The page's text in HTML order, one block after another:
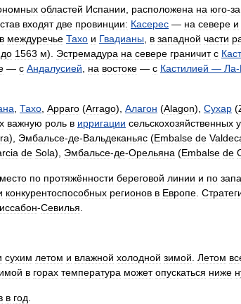
областей Испании расположена на юго-
входят две провинции: Касерес — на севере и
в междуречье Тахо и Гвадианы в западной части
до 1563 м). Эстремадура на севере граничит с
— с Андалусией на востоке — с Кастилией — Ла-
Тахо Арраго (Arrago), Алагон (Alagon), Сухар (
важную роль в ирригации сельскохозяйственных
), Эмбальсе-де-Вальдеканьяс (Embalse de
de Sola), Эмбальсе-де-Орельяна (Embalse de
место по протяжённости береговой линии и по
конкурентоспособных регионов в Европе
-Севилья
сухим летом и влажной холодной зимой Летом
в горах температура может опускаться ниже
в год